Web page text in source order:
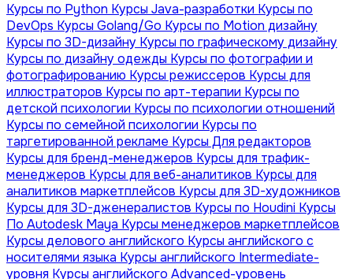
Курсы по Python Курсы Java-разработки Курсы по
DevOps Курсы Golang/Go Курсы по Motion дизайну
Курсы по 3D-дизайну Курсы по графическому дизайну
Курсы по дизайну одежды Курсы по фотографии и
фотографированию Курсы режиссеров Курсы для
иллюстраторов Курсы по арт-терапии Курсы по
детской психологии Курсы по психологии отношений
Курсы по семейной психологии Курсы по
таргетированной рекламе Курсы Для редакторов
Курсы для бренд-менеджеров Курсы для трафик-
менеджеров Курсы для веб-аналитиков Курсы для
аналитиков маркетплейсов Курсы для 3D-художников
Курсы для 3D-дженералистов Курсы по Houdini Курсы
По Autodesk Maya Курсы менеджеров маркетплейсов
Курсы делового английского Курсы английского с
носителями языка Курсы английского Intermediate-
уровня Курсы английского Advanced-уровень